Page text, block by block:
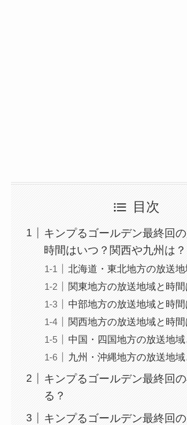
目次
キンプるゴールデン最終回
時間はいつ？関西や九州は？
北海道・東北地方の放送地
関東地方の放送地域と時間
中部地方の放送地域と時間
関西地方の放送地域と時間
中国・四国地方の放送地域
九州・沖縄地方の放送地域
キンプるゴールデン最終回
る？
キンプるゴールデン最終回